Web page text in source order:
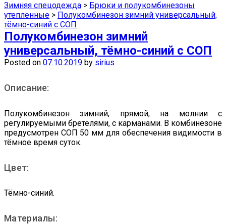
Зимняя спецодежда > Брюки и полукомбинезоны
утеплённые > Полукомбинезон зимний универсальный,
тёмно-синий с СОП
Полукомбинезон зимний
универсальный, тёмно-синий с СОП
Posted on 07.10.2019 by sirius
Описание:
Полукомбинезон зимний, прямой, на молнии с
регулируемыми бретелями, с карманами. В комбинезоне
предусмотрен СОП 50 мм для обеспечения видимости в
тёмное время суток.
Цвет:
Тёмно-синий.
Материалы: